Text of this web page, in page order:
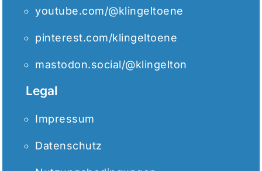
youtube.com/@klingeltoene
pinterest.com/klingeltoene
mastodon.social/@klingelton
Legal
Impressum
Datenschutz